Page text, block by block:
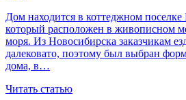
Дом находится в коттеджном
который расположен в живописном
моря. Из Новосибирска заказчикам
далековато, поэтому был выбран
дома, в…
Читать статью